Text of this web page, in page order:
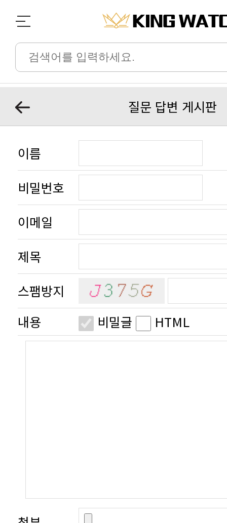
질문 답변 게시판
이름
비밀번호
이메일
제목
스팸방지
내용
비밀글 HTML